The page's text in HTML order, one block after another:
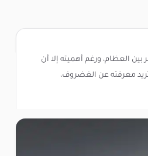
العظام، ورغم أهميته إلا أن
معرفته عن الغضروف،